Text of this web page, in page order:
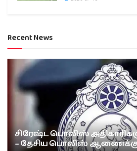
Recent News
சிரேஷ்ட பொலிஸ்
– தேசிய பொலிஸ்